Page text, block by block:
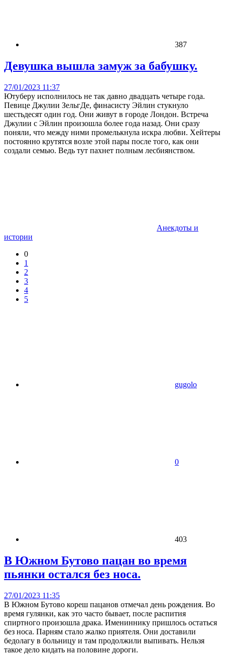
387
Девушка вышла замуж за бабушку.
27/01/2023 11:37
Ютуберу исполнилось не так давно двадцать четыре года.
Певице Джулии ЗельгДе, финасисту Эйлин стукнуло
шестьдесят один год. Они живут в городе Лондон. Встреча
Джулии с Эйлин произошла более года назад. Они сразу
поняли, что между ними промелькнула искра любви. Хейтеры
постоянно крутятся возле этой пары после того, как они
создали семью. Ведь тут пахнет полным лесбиянством.
Анекдоты и
истории
0
1
2
3
4
5
gugolo
0
403
В Южном Бутово пацан во время
пьянки остался без носа.
27/01/2023 11:35
В Южном Бутово кореш пацанов отмечал день рождения. Во
время гулянки, как это часто бывает, после распития
спиртного произошла драка. Имениннику пришлось остаться
без носа. Парням стало жалко приятеля. Они доставили
бедолагу в больницу и там продолжили выпивать. Нельзя
такое дело кидать на половине дороги.